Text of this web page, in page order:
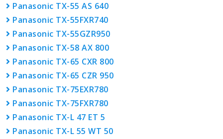
Panasonic TX-55 AS 640
Panasonic TX-55FXR740
Panasonic TX-55GZR950
Panasonic TX-58 AX 800
Panasonic TX-65 CXR 800
Panasonic TX-65 CZR 950
Panasonic TX-75EXR780
Panasonic TX-75FXR780
Panasonic TX-L 47 ET 5
Panasonic TX-L 55 WT 50